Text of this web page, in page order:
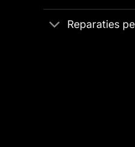
Reparaties